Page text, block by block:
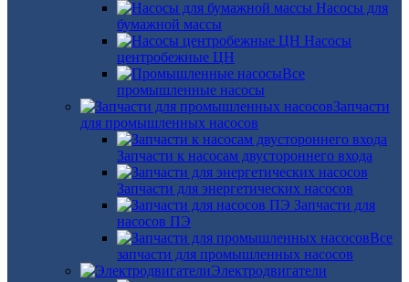
Насосы для
бумажной массы
Насосы
центробежные ЦН
Все
промышленные насосы
Запчасти
для промышленных насосов
Запчасти к насосам двустороннего входа
Запчасти для энергетических насосов
Запчасти для
насосов ПЭ
Все
запчасти для промышленных насосов
Электродвигатели